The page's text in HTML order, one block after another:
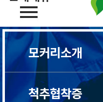
모커리소개
척추협착증